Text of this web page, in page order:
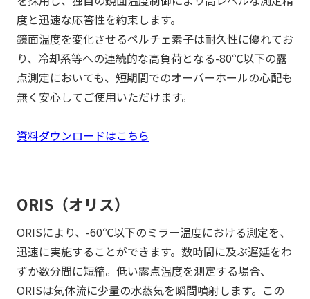
度と迅速な応答性を約束します。
鏡面温度を変化させるペルチェ素子は耐久性に優れてお
り、冷却系等への連続的な高負荷となる-80℃以下の露
点測定においても、短期間でのオーバーホールの心配も
無く安心してご使用いただけます。
資料ダウンロードはこちら
ORIS（オリス）
ORISにより、-60℃以下のミラー温度における測定を、
迅速に実施することができます。数時間に及ぶ遅延をわ
ずか数分間に短縮。低い露点温度を測定する場合、
ORISは気体流に少量の水蒸気を瞬間噴射します。この